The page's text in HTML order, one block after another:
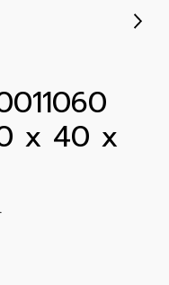
x 40 x